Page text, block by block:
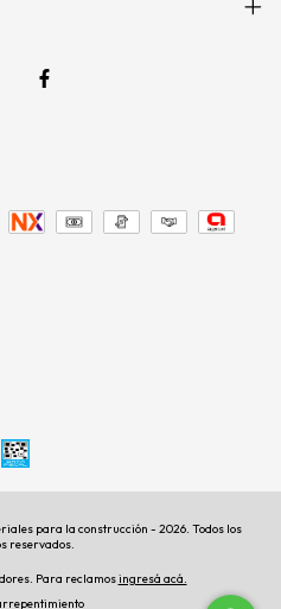
para la construcción - 2026. Todos los
reservados.
Para reclamosingresá acá.